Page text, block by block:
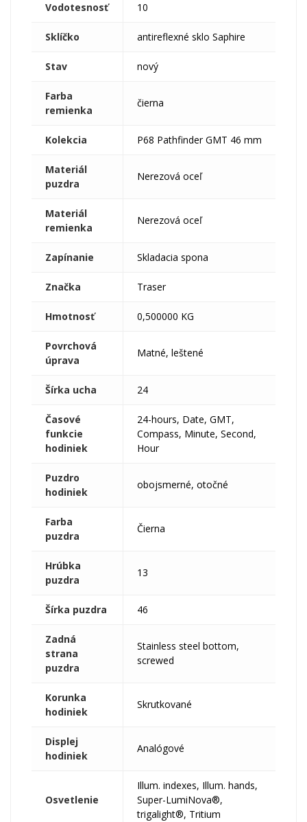
Vodotesnosť 10
Sklíčko antireflexné sklo Saphire
Stav nový
Farba
remienka
čierna
Kolekcia P68 Pathfinder GMT 46 mm
Materiál
puzdra
Nerezová oceľ
Materiál
remienka
Nerezová oceľ
Zapínanie Skladacia spona
Značka Traser
Hmotnosť 0,500000 KG
Povrchová
úprava
Matné, leštené
Šírka ucha 24
Časové
funkcie
hodiniek
24-hours, Date, GMT,
Compass, Minute, Second,
Hour
Puzdro
hodiniek
obojsmerné, otočné
Farba
puzdra
Čierna
Hrúbka
puzdra
13
Šírka puzdra 46
Zadná
strana
puzdra
Stainless steel bottom,
screwed
Korunka
hodiniek
Skrutkované
Displej
hodiniek
Analógové
Osvetlenie
Illum. indexes, Illum. hands,
Super-LumiNova®,
trigalight®, Tritium